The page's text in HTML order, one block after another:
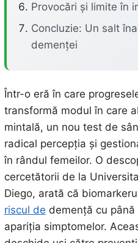
Provocări și limite în
Concluzie: Un salt
demenței
Într-o eră în care
transformă modul în care
mintală, un nou test de
radical percepția și
în rândul femeilor. O
cercetătorii de la
Diego, arată că
riscul de demență cu
apariția simptomelor.